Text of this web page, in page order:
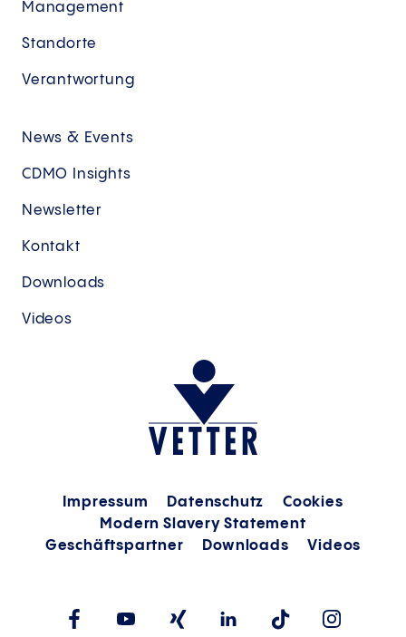
Management
Standorte
Verantwortung
News & Events
CDMO Insights
Newsletter
Kontakt
Downloads
Videos
Impressum Datenschutz
Cookies
Modern Slavery Statement
Geschäftspartner
Downloads Videos